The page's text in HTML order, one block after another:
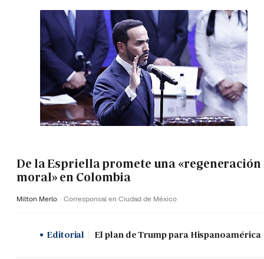
De la Espriella promete una «regeneración
moral» en Colombia
Milton Merlo Corresponsal en Ciudad de México
Editorial El plan de Trump para Hispanoamérica